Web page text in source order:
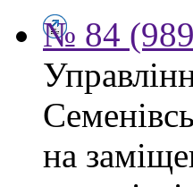
№ 84
на